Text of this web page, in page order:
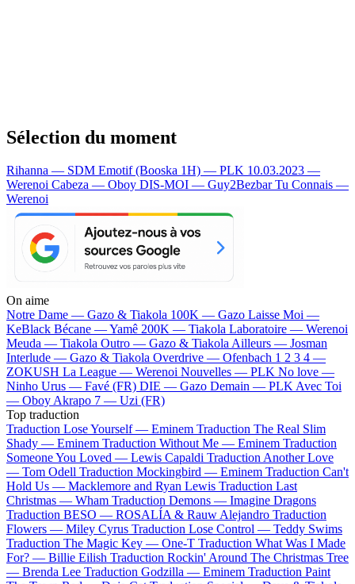
Sélection du moment
Rihanna — SDM Emotif (Booska 1H) — PLK 10.03.2023 —
Werenoi Cabeza — Oboy DIS-MOI — Guy2BezbarTu Connais —
Werenoi
On aime
Notre Dame — Gazo & Tiakola 100K — Gazo Laisse Moi —
KeBlack Bécane —Yamê 200K — Tiakola Laboratoire — Werenoi
Meuda — Tiakola Outro — Gazo & TiakolaAilleurs — Josman
Interlude — Gazo & Tiakola Overdrive — Ofenbach 1 2 3 4 —
ZOKUSH La League — Werenoi Nouvelles — PLK No love —
Ninho Urus — Favé (FR) DIE — Gazo Demain — PLKAvec Toi
— OboyAkrapo 7 — Uzi (FR)
Top traduction
Traduction Lose Yourself — Eminem Traduction The Real Slim
Shady — Eminem Traduction Without Me — Eminem Traduction
Someone You Loved — Lewis Capaldi Traduction Another Love
— Tom Odell Traduction Mockingbird — Eminem Traduction Can't
Hold Us — Macklemore and Ryan Lewis Traduction Last
Christmas — Wham Traduction Demons — Imagine Dragons
Traduction BESO — ROSALÍA & Rauw Alejandro Traduction
Flowers — Miley Cyrus Traduction Lose Control — Teddy Swims
Traduction The Magic Key — One-T Traduction What Was I Made
For? — Billie Eilish Traduction Rockin' Around The Christmas Tree
— Brenda Lee Traduction Godzilla — Eminem Traduction Paint